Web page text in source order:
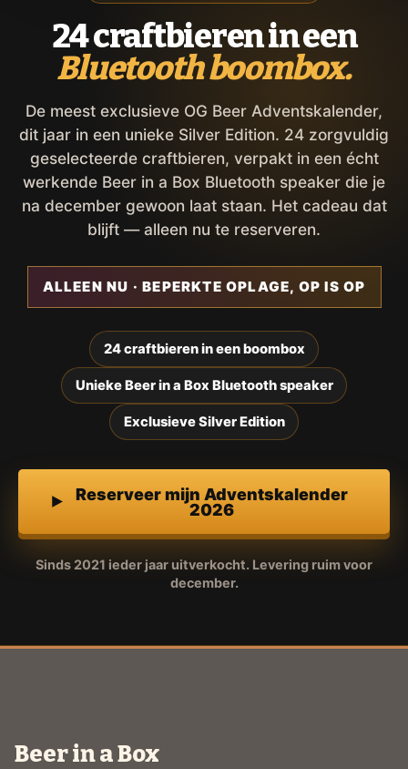
24 craftbieren in een
Bluetooth boombox.
De meest exclusieve OG Beer Adventskalender,
dit jaar in een unieke Silver Edition. 24 zorgvuldig
geselecteerde craftbieren, verpakt in een écht
werkende Beer in a Box Bluetooth speaker die je
na december gewoon laat staan. Het cadeau dat
blijft — alleen nu te reserveren.
ALLEEN NU · BEPERKTE OPLAGE, OP IS OP
24 craftbieren in een boombox
Unieke Beer in a Box Bluetooth speaker
Exclusieve Silver Edition
Reserveer mijn Adventskalender
2026
Sinds 2021 ieder jaar uitverkocht. Levering ruim voor
december.
Beer in a Box